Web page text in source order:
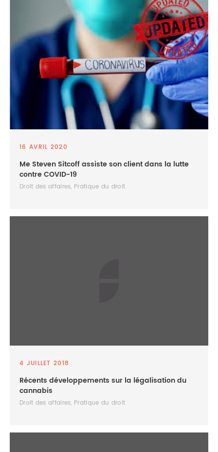
16 AVRIL 2020
Me Steven Sitcoff assiste son client dans la lutte
contre COVID-19
Droit des affaires, Pratique du droit
4 JUILLET 2018
Récents développements sur la légalisation du
cannabis
Droit des affaires, Pratique du droit